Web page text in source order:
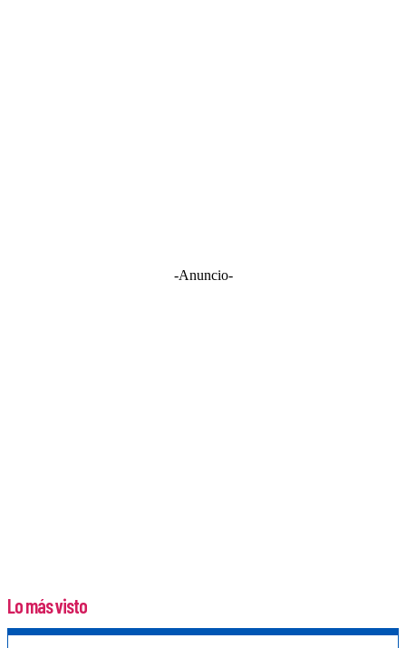
-Anuncio-
Lo más visto